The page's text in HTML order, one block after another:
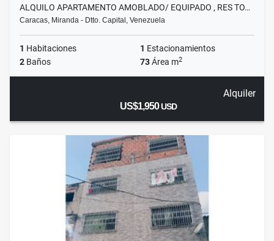
ALQUILO APARTAMENTO AMOBLADO/ EQUIPADO , RES TO…
Caracas, Miranda - Dtto. Capital, Venezuela
1 Habitaciones 1 Estacionamientos
2 Baños 73Área m2
Alquiler
US$1,950USD